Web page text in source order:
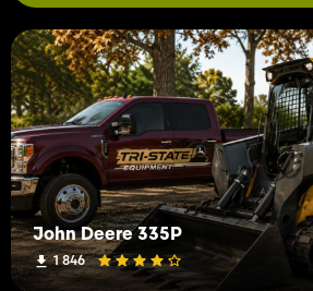
John Deere 335P
1 846